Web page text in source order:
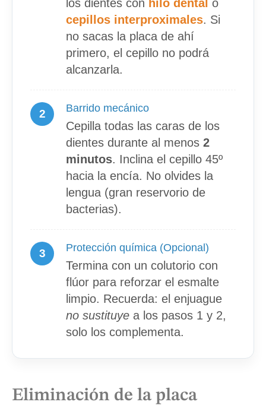
los dientes con hilo dental o
cepillos interproximales. Si
no sacas la placa de ahí
primero, el cepillo no podrá
alcanzarla.
2 Barrido mecánico
Cepilla todas las caras de los
dientes durante al menos 2
minutos. Inclina el cepillo 45º
hacia la encía. No olvides la
lengua (gran reservorio de
bacterias).
3 Protección química (Opcional)
Termina con un colutorio con
flúor para reforzar el esmalte
limpio. Recuerda: el enjuague
no sustituye a los pasos 1 y 2,
solo los complementa.
Eliminación de la placa